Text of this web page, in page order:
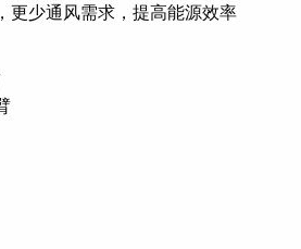
更少通风需求，提高能源效率